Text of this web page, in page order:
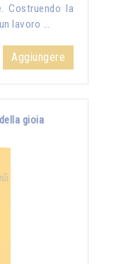
Costruendo la
lavoro …
Aggiungere
gioia